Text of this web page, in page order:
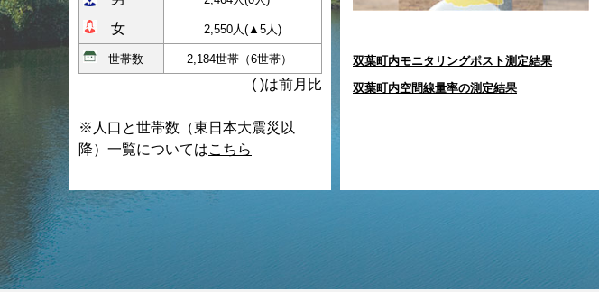
( )は前月比
女 2,550人(▲5人)
世帯数 2,184世帯（6世帯）
※人口と世帯数（東日本大震災以
降）一覧についてはこちら
双葉町内モニタリングポスト測定結果
双葉町内空間線量率の測定結果